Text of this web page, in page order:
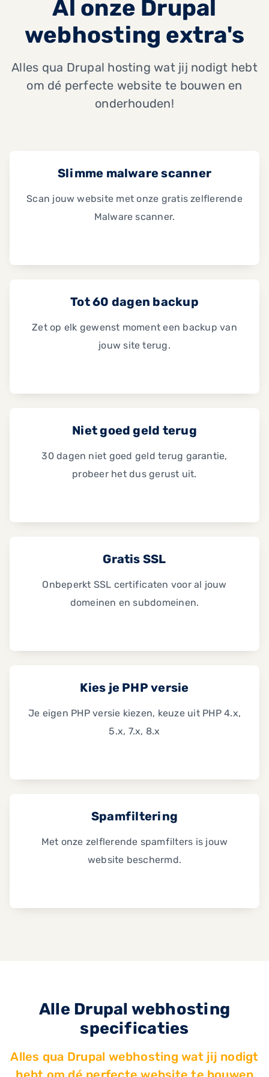
Al onze Drupal
webhosting extra's
Alles qua Drupal hosting wat jij nodigt hebt
om dé perfecte website te bouwen en
onderhouden!
Slimme malware scanner
Scan jouw website met onze gratis zelflerende
Malware scanner.
Tot 60 dagen backup
Zet op elk gewenst moment een backup van
jouw site terug.
Niet goed geld terug
30 dagen niet goed geld terug garantie,
probeer het dus gerust uit.
Gratis SSL
Onbeperkt SSL certificaten voor al jouw
domeinen en subdomeinen.
Kies je PHP versie
Je eigen PHP versie kiezen, keuze uit PHP 4.x,
5.x, 7.x, 8.x
Spamfiltering
Met onze zelflerende spamfilters is jouw
website beschermd.
Alle Drupal webhosting
specificaties
Alles qua Drupal webhosting wat jij nodigt